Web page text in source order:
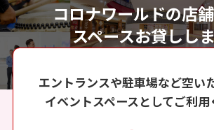
コロナワールドの店
スペースお貸しし
エントランスや駐車場など空い
イベントスペースとしてご利用